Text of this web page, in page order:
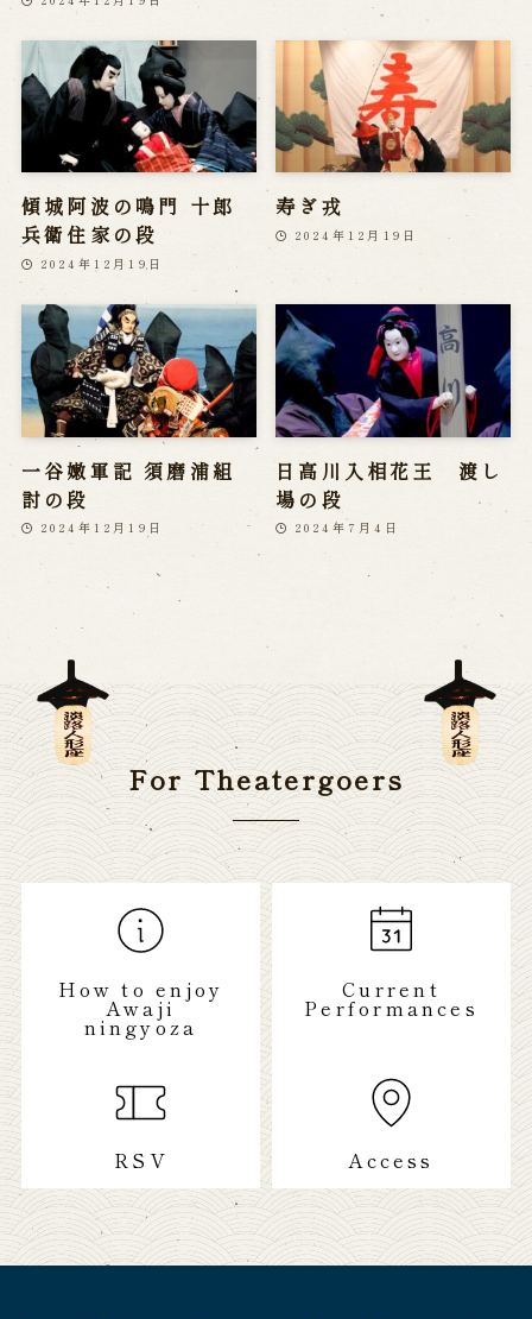
傾城阿波の鳴門 十郎
兵衛住家の段
2024年12月19日
寿ぎ戎
2024年12月19日
一谷嫩軍記 須磨浦組
討の段
2024年12月19日
日高川入相花王 渡し
場の段
2024年7月4日
For Theatergoers
How to enjoy
Awaji
ningyoza
Current
Performances
RSV Access